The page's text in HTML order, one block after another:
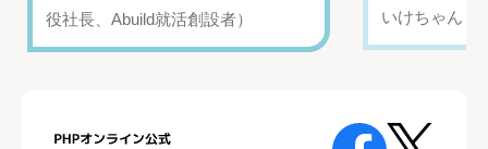
役社長、Abuild就活創設者）
いけちゃん（